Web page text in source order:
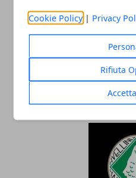
Cookie Policy | Privacy
Rifiuta
Calcio Serie D 2019,
partite 14^
classifica
31/03/2019